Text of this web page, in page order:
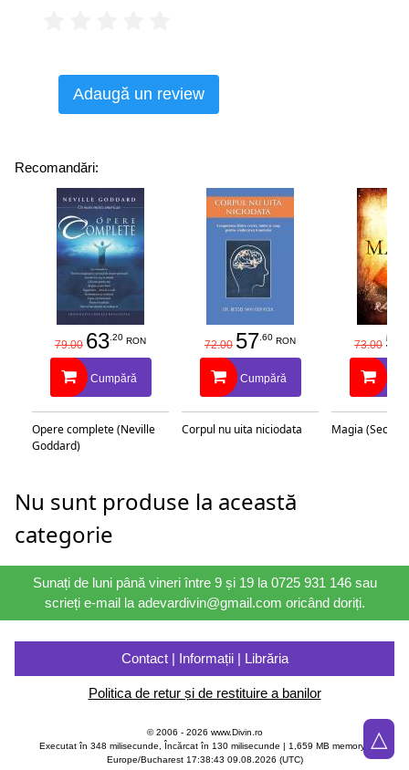
analiza, pentru a înțelege ce ne pot dezvălui ele despre
natura umană. De preferat e să le citești în ordinea în care
Sper că îți va face plăcere să afli ce găsește un
neurocercetător fascinant în privința creierului tău și cum
o masă de aproximativ 1,36 de kilograme te face să fii
om. Aceste eseuri nu îți sugerează ce părere ar trebui să
ai despre natura umană, însă te invită să te gândești la ce
fel de om ești sau îți dorești să fii.”
• Autoarea
Adaugă un review
Recomandări:
79.00 63.20 RON
Cumpără
Opere complete (Neville
Goddard)
72.00 57.60 RON
Cumpără
Corpul nu uita niciodata
73.00 58
Magia
Nu sunt produse la această
categorie
Sunați de luni până vineri între 9 și 19 la 0725 931 146 sau
scrieți e-mail la adevardivin@gmail.com oricând doriți.
Contact | Informații | Librăria
Politica de retur și de restituire a banilor
© 2006 - 2026 www.Divin.ro
Executat în 348 milisecunde, Încărcat în 130milisecunde | 1,659 MB memory |
Europe/Bucharest 17:38:43 09.08.2026 (UTC)
△